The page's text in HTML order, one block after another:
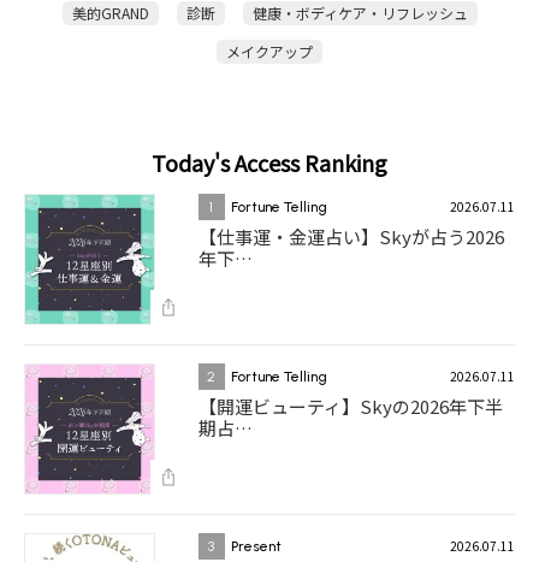
美的GRAND
診断
健康・ボディケア・リフレッシュ
メイクアップ
Today's Access Ranking
1 Fortune Telling 2026.07.11
【仕事運・金運占い】Skyが占う2026
年下…
2 Fortune Telling 2026.07.11
【開運ビューティ】Skyの2026年下半
期占…
3 Present 2026.07.11